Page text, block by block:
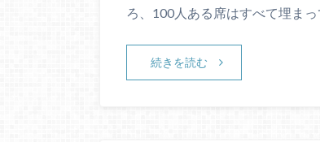
ろ、100人ある席はすべて埋ま
続きを読む